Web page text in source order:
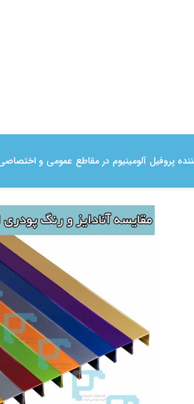
پروفیل آلومینیوم در مقاطع عمومی و